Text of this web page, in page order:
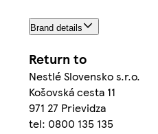
Brand details
Return to
Nestlé Slovensko s.r.o.
Košovská cesta 11
971 27 Prievidza
tel: 0800 135 135